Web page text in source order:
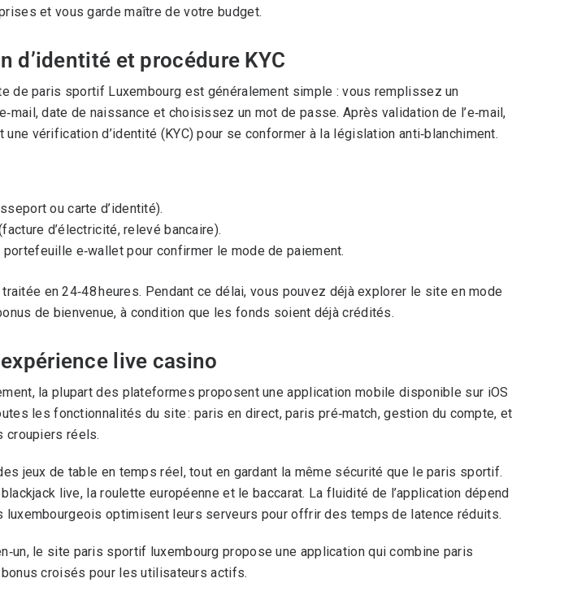
et vous garde maître de votre budget.
d’identité et procédure KYC
de paris sportif Luxembourg est généralement simple : vous remplissez un
date de naissance et choisissez un mot de passe. Après validation de l’e‑mail,
vérification d’identité (KYC) pour se conformer à la législation anti‑blanchiment.
ou carte d’identité).
d’électricité, relevé bancaire).
e‑wallet pour confirmer le mode de paiement.
en 24‑48 heures. Pendant ce délai, vous pouvez déjà explorer le site en mode
de bienvenue, à condition que les fonds soient déjà crédités.
live casino
la plupart des plateformes proposent une application mobile disponible sur iOS
les fonctionnalités du site : paris en direct, paris pré‑match, gestion du compte, et
croupiers réels.
jeux de table en temps réel, tout en gardant la même sécurité que le paris sportif.
live, la roulette européenne et le baccarat. La fluidité de l’application dépend
luxembourgeois optimisent leurs serveurs pour offrir des temps de latence réduits.
le site paris sportif luxembourg propose une application qui combine paris
croisés pour les utilisateurs actifs.